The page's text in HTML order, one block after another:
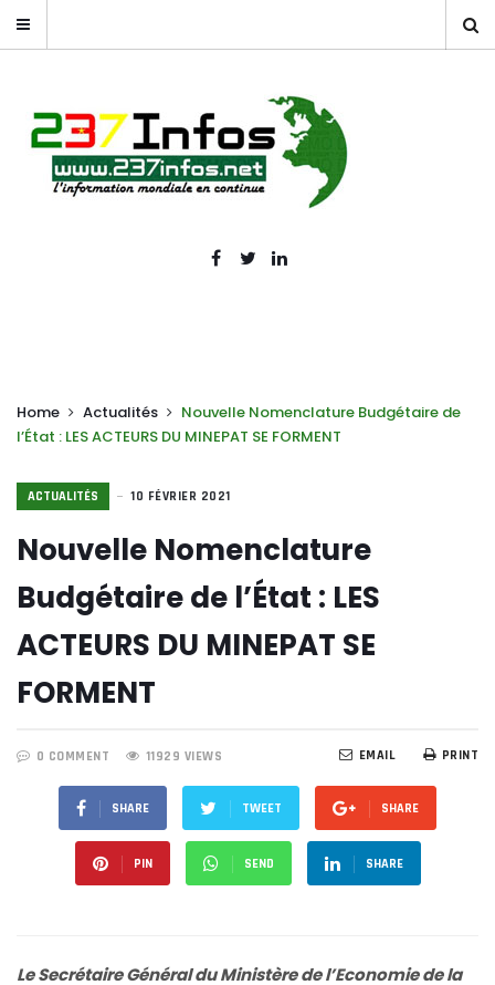
Home Actualités
Nouvelle Nomenclature Budgétaire de
l’État : LES ACTEURS DU MINEPAT SE FORMENT
ACTUALITÉS 10 FÉVRIER 2021
Nouvelle Nomenclature
Budgétaire de l’État : LES
ACTEURS DU MINEPAT SE
FORMENT
0 COMMENT 11929 VIEWS PRINT
EMAIL
SHARE TWEET SHARE
PIN SEND SHARE
Le Secrétaire Général du Ministère de l’Economie de la